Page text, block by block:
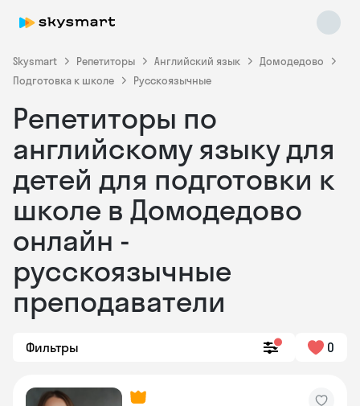
Skysmart Репетиторы Английский язык
Домодедово
Подготовка к школе
Русскоязычные
Репетиторы по
английскому языку для
детей для подготовки к
школе в Домодедово
онлайн -
русскоязычные
преподаватели
Фильтры 0
Skysmart Chat